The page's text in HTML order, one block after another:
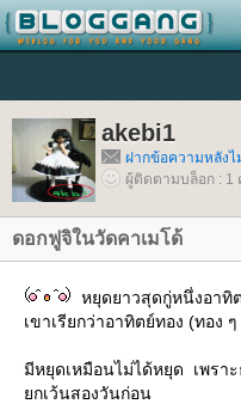
akebi1
ฝากข้อความหลังไ
ผู้ติดตามบล็อก : 1
ดอกฟูจิในวัดคาเมโด้
หยุดยาวสุดกู่หนึ่งอาทิ
เขาเรียกว่าอาทิตย์ทอง (ทอง
มีหยุดเหมือนไม่ได้หยุด เพรา
กเว้นสองวันก่อน